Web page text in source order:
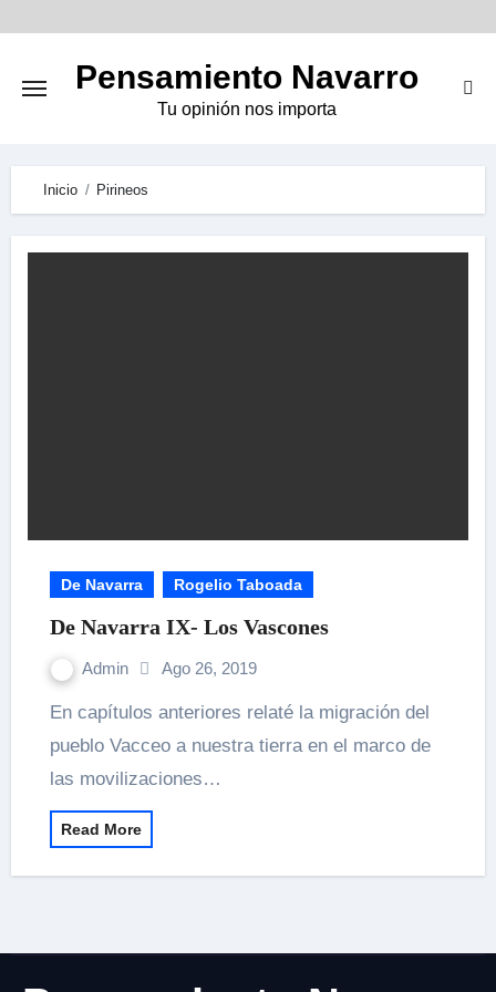
Pensamiento Navarro
Tu opinión nos importa
Inicio Pirineos
De Navarra Rogelio Taboada
De Navarra IX- Los Vascones
Admin Ago 26, 2019
En capítulos anteriores relaté la migración del
pueblo Vacceo a nuestra tierra en el marco de
las movilizaciones…
Read More